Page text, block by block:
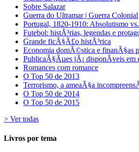
Sobre Salazar
Guerra do Ultramar | Guerra Colonial
Portugal, 1820-1910: Absolutismo
Futebol: histÃ³rias, legendas e
Grande ficÃ§Ã£o histÃ³rica
Economia domÃ©stica e finanÃ§as
PublicaÃ§Ãµes jÃ¡ disponÃ­veis em
Romances com romance
O Top 50 de 2013
Terrorismo, a ameaÃ§a
O Top 50 de 2014
O Top 50 de 2015
> Ver todas
Livros por tema